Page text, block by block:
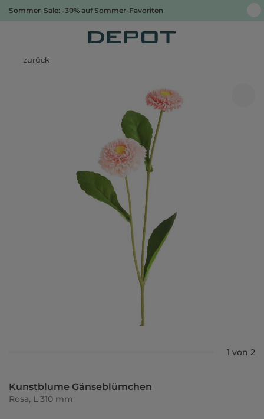
Sommer-Sale: -30% auf Sommer-Favoriten
zurück
1 von 2
Kunstblume Gänseblümchen
Rosa, L 310 mm